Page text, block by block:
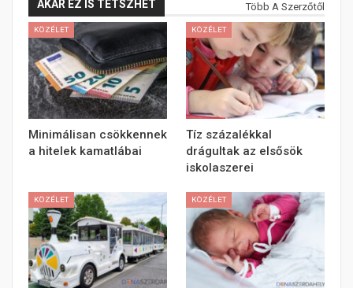
AKÁR EZ IS TETSZHET Több A Szerzőtől
KÖZÉLET
Minimálisan csökkennek
a hitelek kamatlábai
KÖZÉLET
Tíz százalékkal
drágultak az elsősök
iskolaszerei
KÖZÉLET KÖZÉLET